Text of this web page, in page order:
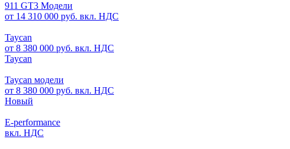
911 GT3 Модели
от 14 310 000 руб. вкл. НДС
Taycan
от 8 380 000 руб. вкл. НДС
Taycan
Taycan модели
от 8 380 000 руб. вкл. НДС
Новый
E-performance
вкл. НДС